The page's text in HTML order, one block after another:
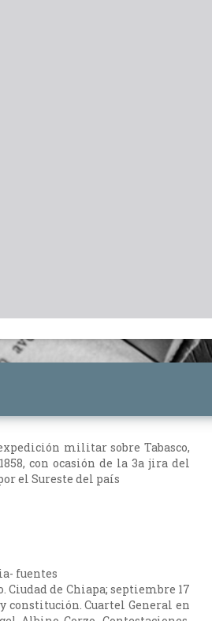
militar sobre Tabasco,
con ocasión de la 3a jira del
el Sureste del país
fuentes
de Chiapa; septiembre 17
constitución. Cuartel General en